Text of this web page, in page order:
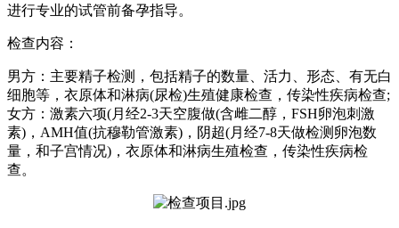
进行专业的试管前备孕指导。
检查内容：
男方：主要精子检测，包括精子的数量、活力、形态、有无白
细胞等，衣原体和淋病(尿检)生殖健康检查，传染性疾病检查;
女方：激素六项(月经2-3天空腹做(含雌二醇，FSH卵泡刺激
素)，AMH值(抗穆勒管激素)，阴超(月经7-8天做检测卵泡数
量，和子宫情况)，衣原体和淋病生殖检查，传染性疾病检
查。